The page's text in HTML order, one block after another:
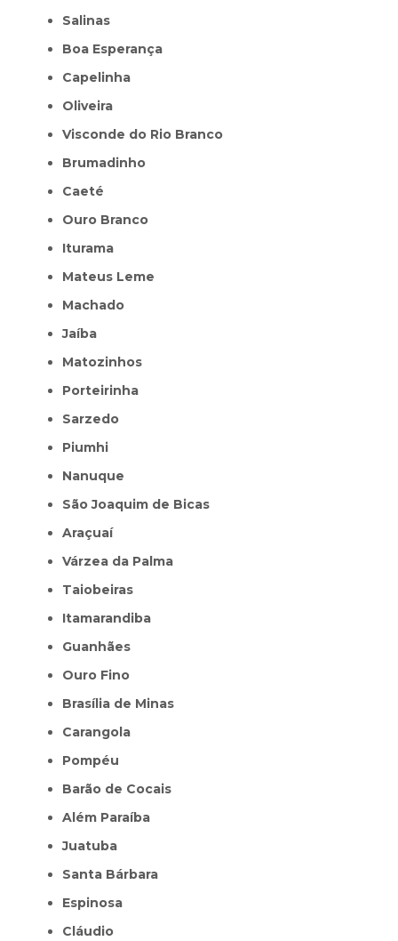
Salinas
Boa Esperança
Capelinha
Oliveira
Visconde do Rio Branco
Brumadinho
Caeté
Ouro Branco
Iturama
Mateus Leme
Machado
Jaíba
Matozinhos
Porteirinha
Sarzedo
Piumhi
Nanuque
São Joaquim de Bicas
Araçuaí
Várzea da Palma
Taiobeiras
Itamarandiba
Guanhães
Ouro Fino
Brasília de Minas
Carangola
Pompéu
Barão de Cocais
Além Paraíba
Juatuba
Santa Bárbara
Espinosa
Cláudio